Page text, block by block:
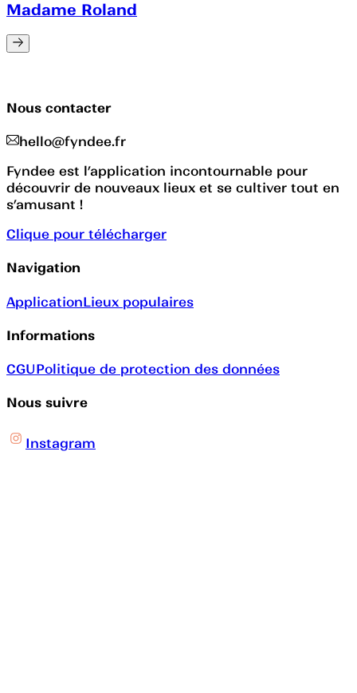
Madame Roland
Nous contacter
hello@fyndee.fr
Fyndee est l’application incontournable pour
découvrir de nouveaux lieux et se cultiver tout en
s’amusant !
Clique pour télécharger
Navigation
ApplicationLieux populaires
Informations
CGUPolitique de protection des données
Nous suivre
Instagram